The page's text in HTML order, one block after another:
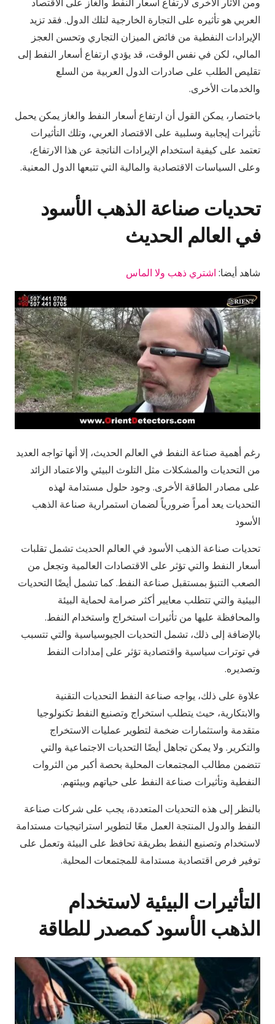
العربي هو تأثيره على التجارة الخارجية لتلك الدول. فقد تزيد
الإيرادات النفطية من فائض الميزان التجاري وتحسن العجز
المالي، لكن في نفس الوقت، قد يؤدي ارتفاع أسعار النفط إلى
تقليص الطلب على صادرات الدول العربية من السلع
والخدمات الأخرى.
باختصار، يمكن القول أن ارتفاع أسعار النفط والغاز يمكن يحمل
تأثيرات إيجابية وسلبية على الاقتصاد العربي، وتلك التأثيرات
تعتمد على كيفية استخدام الإيرادات الناتجة عن هذا الارتفاع،
وعلى السياسات الاقتصادية والمالية التي تتبعها الدول المعنية.
تحديات صناعة الذهب الأسود
في العالم الحديث
شاهد أيضا: اشتري ذهب ولا الماس
رغم أهمية صناعة النفط في العالم الحديث، إلا أنها تواجه العديد
من التحديات والمشكلات مثل التلوث البيئي والاعتماد الزائد
على مصادر الطاقة الأخرى. وجود حلول مستدامة لهذه
التحديات يعد أمراً ضرورياً لضمان استمرارية صناعة الذهب
الأسود
تحديات صناعة الذهب الأسود في العالم الحديث تشمل تقلبات
أسعار النفط والتي تؤثر على الاقتصادات العالمية وتجعل من
الصعب التنبؤ بمستقبل صناعة النفط. كما تشمل أيضًا التحديات
البيئية والتي تتطلب معايير أكثر صرامة لحماية البيئة
والمحافظة عليها من تأثيرات استخراج واستخدام النفط.
بالإضافة إلى ذلك، تشمل التحديات الجيوسياسية والتي تتسبب
في توترات سياسية واقتصادية تؤثر على إمدادات النفط
وتصديره.
علاوة على ذلك، يواجه صناعة النفط التحديات التقنية
والابتكارية، حيث يتطلب استخراج وتصنيع النفط تكنولوجيا
متقدمة واستثمارات ضخمة لتطوير عمليات الاستخراج
والتكرير. ولا يمكن تجاهل أيضًا التحديات الاجتماعية والتي
تتضمن مطالب المجتمعات المحلية بحصة أكبر من الثروات
النفطية وتأثيرات صناعة النفط على حياتهم وبيئتهم.
بالنظر إلى هذه التحديات المتعددة، يجب على شركات صناعة
النفط والدول المنتجة العمل معًا لتطوير استراتيجيات مستدامة
لاستخدام وتصنيع النفط بطريقة تحافظ على البيئة وتعمل على
توفير فرص اقتصادية مستدامة للمجتمعات المحلية.
التأثيرات البيئية لاستخدام
الذهب الأسود كمصدر للطاقة